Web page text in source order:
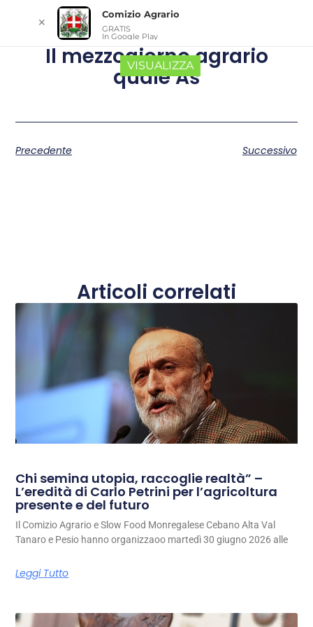
Il mezzogiorno agrario
quale Ãš
Precedente Successivo
Articoli correlati
Chi semina utopia, raccoglie realtà” –
L’eredità di Carlo Petrini per l’agricoltura
presente e del futuro
Il Comizio Agrario e Slow Food Monregalese Cebano Alta Val
Tanaro e Pesio hanno organizzaoo martedì 30 giugno 2026 alle
Leggi Tutto
✕
Comizio Agrario
GRATIS
In Google Play
VISUALIZZA